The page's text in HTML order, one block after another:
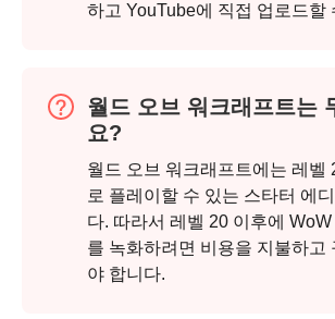
3단계.
하고 YouTube에 직접 업로드할
월드 오브 워크래프트는
요?
월드 오브 워크래프트에는 레벨
로 플레이할 수 있는 스타터 에
다. 따라서 레벨 20 이후에 WoW
를 녹화하려면 비용을 지불하고
야 합니다.